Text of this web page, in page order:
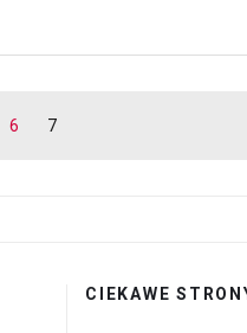
6 7
CIEKAWE